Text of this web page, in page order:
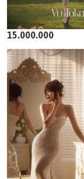
15.000.000